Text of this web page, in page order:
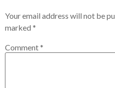
Your email address will not be
marked *
Comment*